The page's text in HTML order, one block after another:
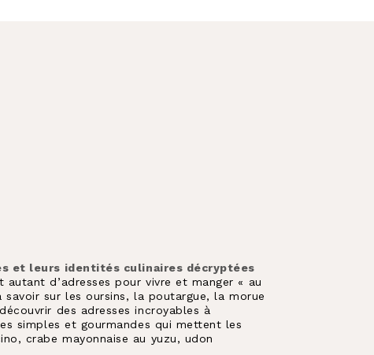
et leurs identités culinaires décryptées
d’adresses pour vivre et manger « au
sur les oursins, la poutargue, la morue
des adresses incroyables à
simples et gourmandes qui mettent les
crabe mayonnaise au yuzu, udon